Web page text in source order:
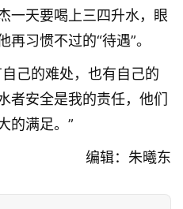
一天要喝上三四升水，眼
习惯不过的“待遇”。
己的难处，也有自己的
者安全是我的责任，他们
的满足。”
编辑：朱曦东